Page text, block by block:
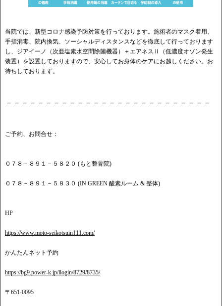
当院では、新型コロナ感染予防対策を行っております。施術者のマスク着用、
手指消毒、院内換気、ソーシャルディスタンスなどを徹底して行っております
し、ジアイーノ（次亜塩素水空間除菌機器）＋エアネスⅡ（低濃度オゾン発生
装置）を設置しておりますので、安心してお身体のケアにお越しください。お
待ちしております。
－－－－－－－－－－－－－－－－－－－－－－－－－－
ご予約、お問合せ：
０７８－８９１－５８２０ (もと整骨院)
０７８－８９１－５８３０ (IN GREEN 酸素ルーム & 整体)
HP
https://www.moto-seikotsuin111.com/
かんたんネット予約
https://bg9.power-k.jp/llogin/8729/8735/
〒651-0095